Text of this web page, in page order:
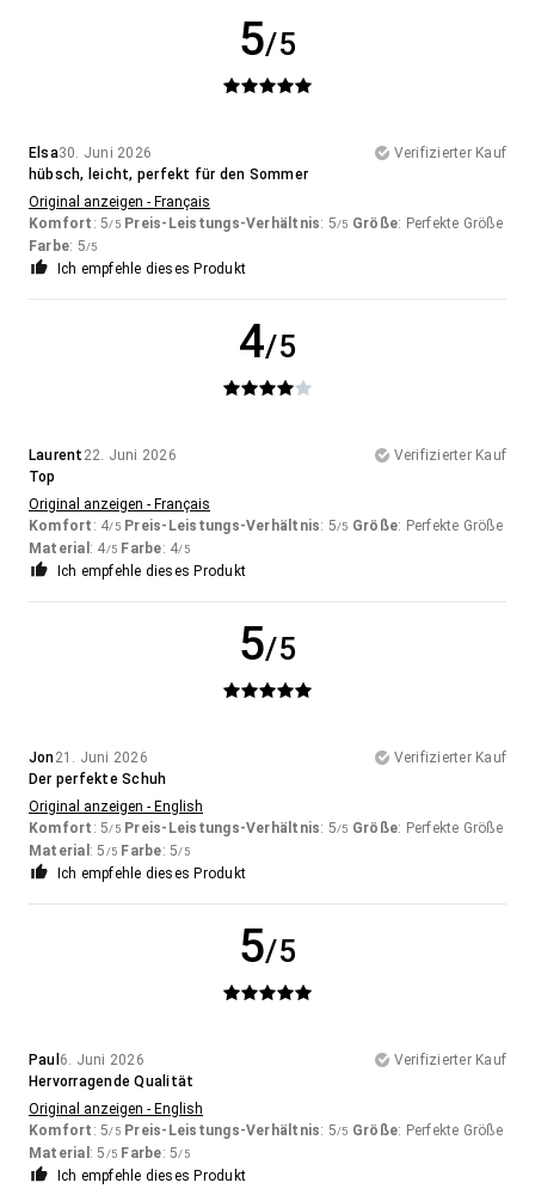
5/5
Elsa30. Juni 2026
Verifizierter Kauf
hübsch, leicht, perfekt für den Sommer
Original anzeigen - Français
Komfort : 5/5 Preis-Leistungs-Verhältnis: 5/5 Größe: Perfekte Größe
Farbe: 5/5
Ich empfehle dieses Produkt
4/5
Laurent 22. Juni 2026
Verifizierter Kauf
Top
Original anzeigen - Français
Komfort : 4/5 Preis-Leistungs-Verhältnis: 5/5 Größe: Perfekte Größe
Material : 4/5 Farbe: 4/5
Ich empfehle dieses Produkt
5/5
Jon21. Juni 2026
Verifizierter Kauf
Der perfekte Schuh
Original anzeigen - English
Komfort : 5/5 Preis-Leistungs-Verhältnis: 5/5 Größe: Perfekte Größe
Material : 5/5 Farbe: 5/5
Ich empfehle dieses Produkt
5/5
Paul 6. Juni 2026
Verifizierter Kauf
Hervorragende Qualität
Original anzeigen - English
Komfort : 5/5 Preis-Leistungs-Verhältnis: 5/5 Größe: Perfekte Größe
Material : 5/5 Farbe: 5/5
Ich empfehle dieses Produkt